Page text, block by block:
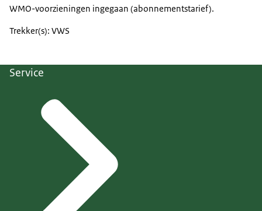
WMO-voorzieningen ingegaan (abonnementstarief).
Trekker(s): VWS
Service